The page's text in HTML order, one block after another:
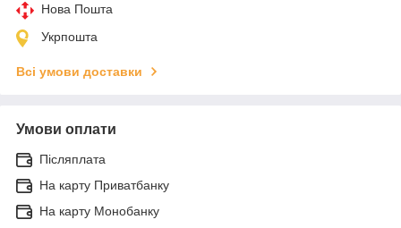
Нова Пошта
Укрпошта
Всі умови доставки
Умови оплати
Післяплата
На карту Приватбанку
На карту Монобанку